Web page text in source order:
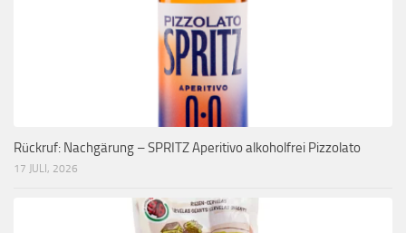
Rückruf: Nachgärung – SPRITZ Aperitivo alkoholfrei Pizzolato
17 JULI, 2026